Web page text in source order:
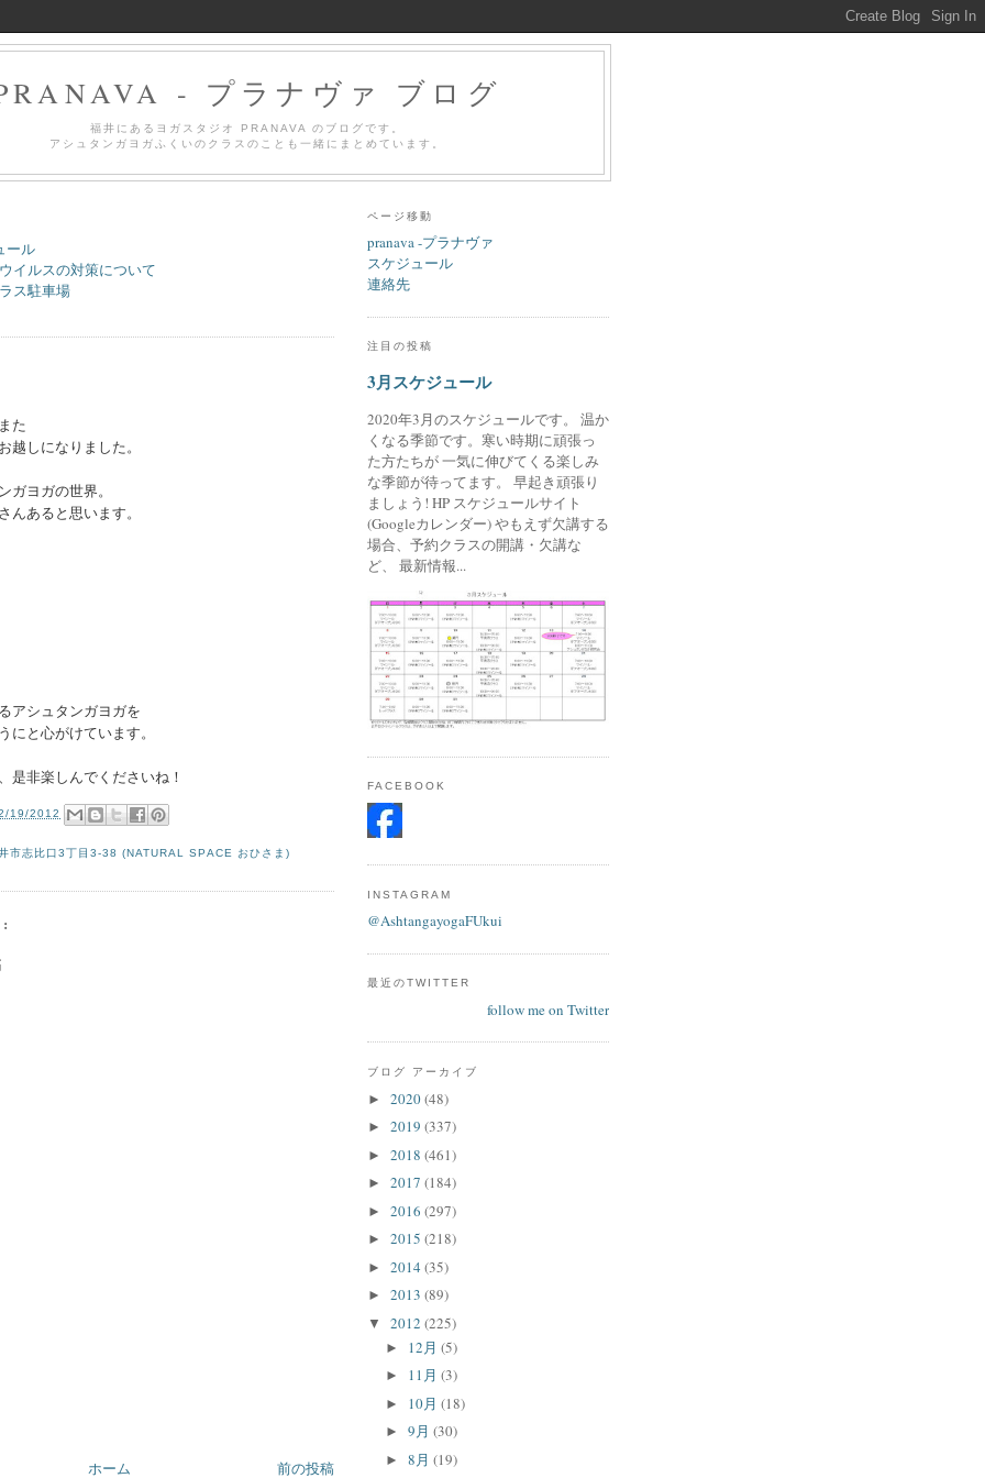
- プラナヴァ ブログ
福井にあるヨガスタジオ PRANAVA のブログです。
アシュタンガヨガふくいのクラスのことも一緒にまとめています。
ール
イルスの対策について
ス駐車場
た
越しになりました。
ガヨガの世界。
んあると思います。
アシュタンガヨガを
にと心がけています。
是非楽しんでくださいね！
19/2012
市志比口3丁目3-38 (NATURAL SPACE おひさま)
前の投稿
ホーム
ページ移動
pranava -プラナヴァ
スケジュール
連絡先
注目の投稿
3月スケジュール
2020年3月のスケジュールです。 温か
くなる季節です。寒い時期に頑張っ
た方たちが 一気に伸びてくる楽しみ
な季節が待ってます。 早起き頑張り
ましょう! HP スケジュールサイト
(Googleカレンダー) やもえず欠講する
場合、予約クラスの開講・欠講な
ど、 最新情報...
FACEBOOK
INSTAGRAM
@AshtangayogaFUkui
最近のTWITTER
follow me on Twitter
ブログ アーカイブ
► 2020(48)
► 2019 (337)
► 2018 (461)
► 2017 (184)
► 2016 (297)
► 2015 (218)
► 2014 (35)
► 2013 (89)
▼ 2012 (225)
► 12月 (5)
► 11月 (3)
► 10月 (18)
► 9月 (30)
► 8月 (19)